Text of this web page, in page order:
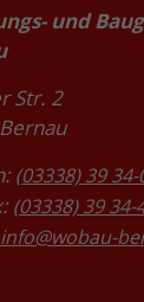
und
Str. 2
(03338) 39 34-
(03338) 39 34-
info@wobau-